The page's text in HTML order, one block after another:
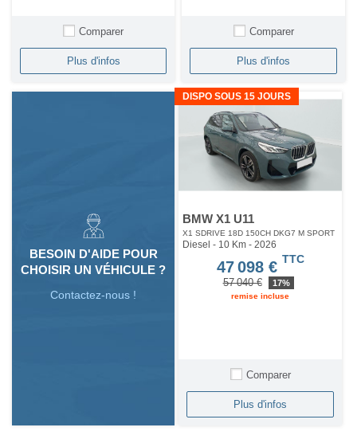
Comparer
Plus d'infos
Comparer
Plus d'infos
BESOIN D'AIDE POUR
CHOISIR UN VÉHICULE ?
Contactez-nous !
DISPO SOUS 15 JOURS
BMW X1 U11
X1 SDRIVE 18D 150CH DKG7 M SPORT
Diesel - 10 Km- 2026
47 098 € TTC
57 040 € 17%
remise incluse
Comparer
Plus d'infos